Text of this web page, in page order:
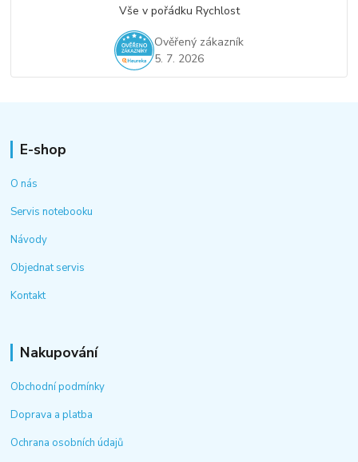
Vše v pořádku Rychlost
Ověřený zákazník
5. 7. 2026
E-shop
O nás
Servis notebooku
Návody
Objednat servis
Kontakt
Nakupování
Obchodní podmínky
Doprava a platba
Ochrana osobních údajů